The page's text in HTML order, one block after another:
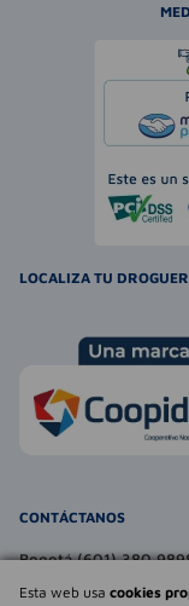
Esta web usa cookies
LOCALIZA TU
CONTÁCTANOS
Bogotá (601) 380